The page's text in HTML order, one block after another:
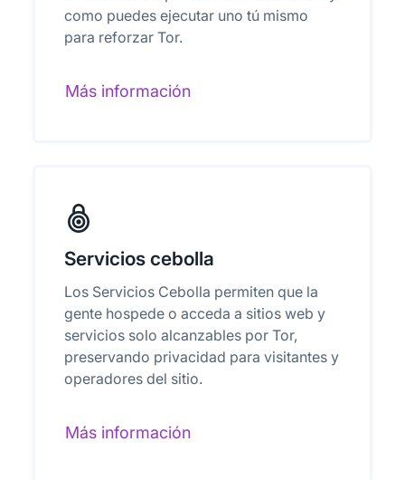
como puedes ejecutar uno tú mismo
para reforzar Tor.
Más información
Servicios cebolla
Los Servicios Cebolla permiten que la
gente hospede o acceda a sitios web y
servicios solo alcanzables por Tor,
preservando privacidad para visitantes y
operadores del sitio.
Más información